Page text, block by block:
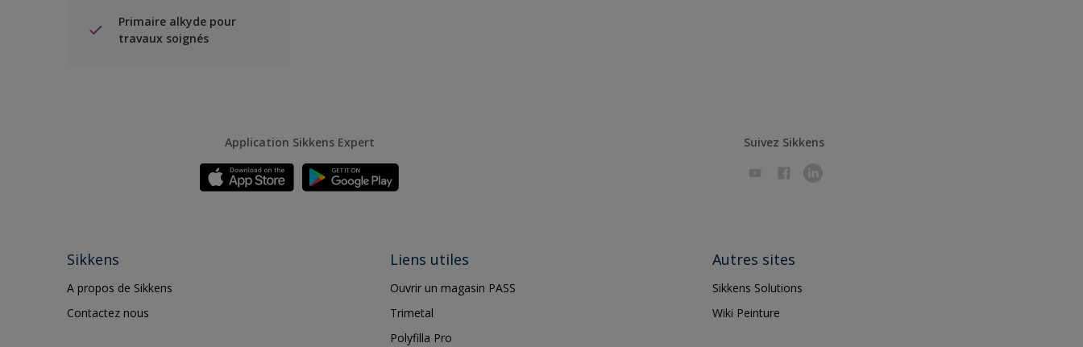
Primaire alkyde pour
travaux soignés
Application Sikkens Expert Suivez Sikkens
Sikkens
A propos de Sikkens
Contactez nous
Liens utiles
Ouvrir un magasin PASS
Trimetal
Polyfilla Pro
Autres sites
Sikkens Solutions
Wiki Peinture